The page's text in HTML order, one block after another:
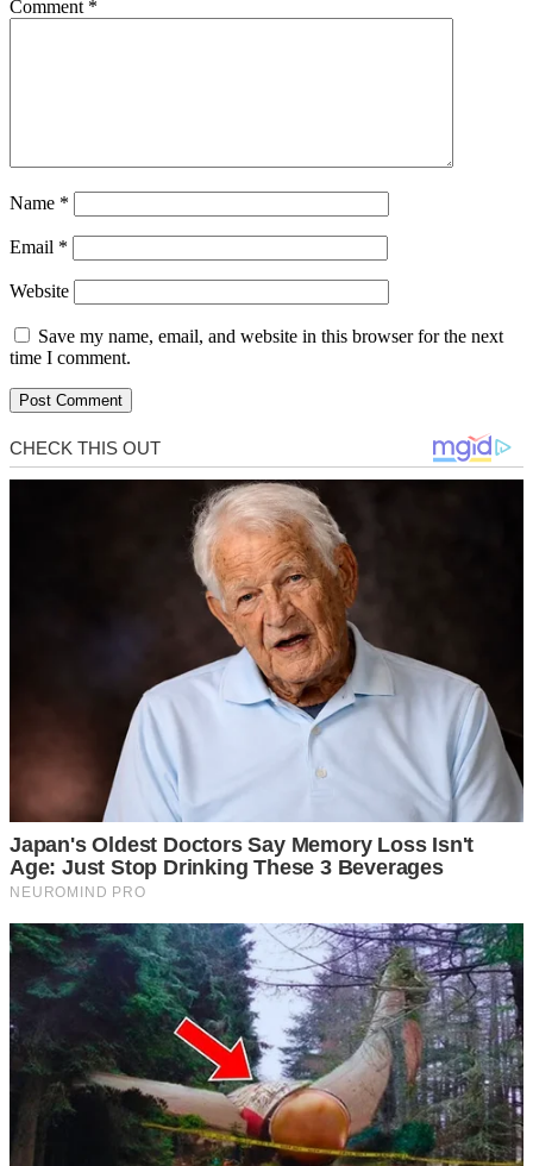
Comment *
Name *
Email *
Website
Save my name, email, and website in this browser for the next
time I comment.